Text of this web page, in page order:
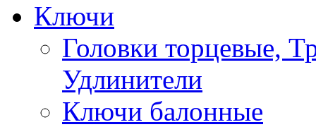
Ключи
Головки торцевые,
Удлинители
Ключи балонные